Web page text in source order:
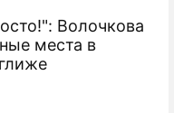
Волочкова
места в